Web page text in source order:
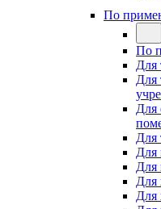
По
По
Для
Для
Для
Для
Для
Для
Для
Для